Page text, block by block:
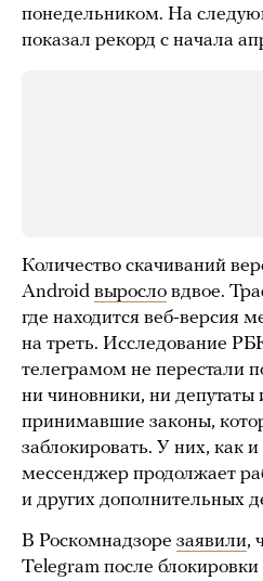
понедельником. На
показал рекорд с начала
Количество скачиваний
Android выросло вдвое.
где находится веб-версия
на треть. Исследование
телеграмом не перестали
ни чиновники, ни депутаты
принимавшие законы,
заблокировать. У них, как
мессенджер продолжает
и других дополнительных
В Роскомнадзоре заявили,
Telegram после блокировки